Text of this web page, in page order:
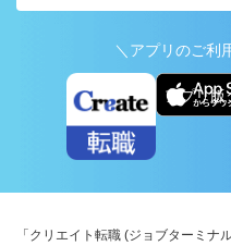
＼アプリのご利
アプリ版
「クリエイト転職 (ジョブターミ